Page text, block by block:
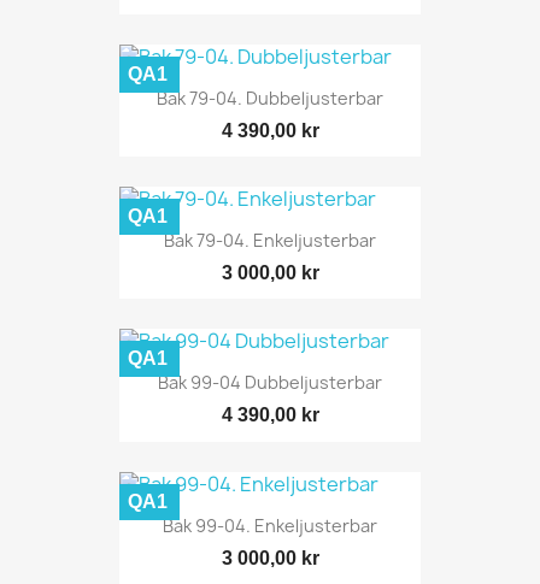
Bak 79-04. Dubbeljusterbar
4 390,00 kr
QA1
Bak 79-04. Enkeljusterbar
3 000,00 kr
QA1
Bak 99-04 Dubbeljusterbar
4 390,00 kr
QA1
Bak 99-04. Enkeljusterbar
3 000,00 kr
QA1